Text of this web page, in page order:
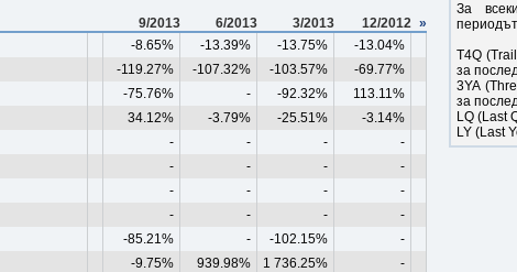
9/2013 6/2013 3/2013 12/2012 »
-8.65% -13.39% -13.75%
-13.04%
-119.27% -107.32% -103.57%
-69.77%
-75.76% - -92.32%
113.11%
34.12% -3.79% -25.51%
-3.14%
- - -
-
- - -
-
- - -
-
- - -
-
-85.21% - -102.15%
-
-9.75% 939.98% 1 736.25%
-
За
T4Q
за
3YA
за
LQ (Last
LY (Last